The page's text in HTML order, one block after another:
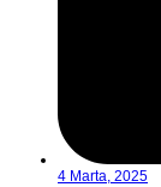
4 Marta, 2025